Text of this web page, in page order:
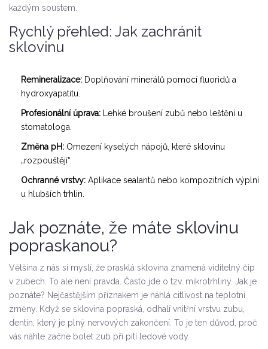
každým soustem.
Rychlý přehled: Jak zachránit
sklovinu
Remineralizace: Doplňování minerálů pomocí fluoridů a
hydroxyapatitu.
Profesionální úprava: Lehké broušení zubů nebo leštění u
stomatologa.
Změna pH: Omezení kyselých nápojů, které sklovinu
„rozpouštějí“.
Ochranné vrstvy: Aplikace sealantů nebo kompozitních výplní
u hlubších trhlin.
Jak poznáte, že máte sklovinu
popraskanou?
Většina z nás si myslí, že prasklá sklovina znamená viditelný čip
v zubech. To ale není pravda. Často jde o tzv. mikrotrhliny. Jak je
poznáte? Nejčastějším příznakem je náhlá citlivost na teplotní
změny. Když se sklovina popraská, odhalí vnitřní vrstvu zubu,
dentin , který je plný nervových zakončení. To je ten důvod, proč
vás náhle začne bolet zub při pití ledové vody.